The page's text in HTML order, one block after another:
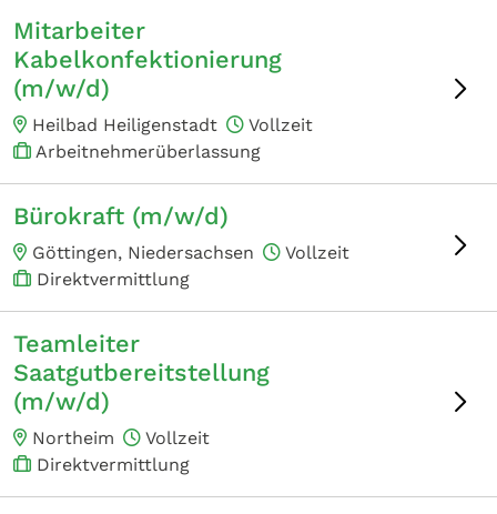
Mitarbeiter
Kabelkonfektionierung
(m/w/d)
Heilbad Heiligenstadt
Vollzeit
Arbeitnehmerüberlassung
Bürokraft (m/w/d)
Göttingen, Niedersachsen
Vollzeit
Direktvermittlung
Teamleiter
Saatgutbereitstellung
(m/w/d)
Northeim
Vollzeit
Direktvermittlung